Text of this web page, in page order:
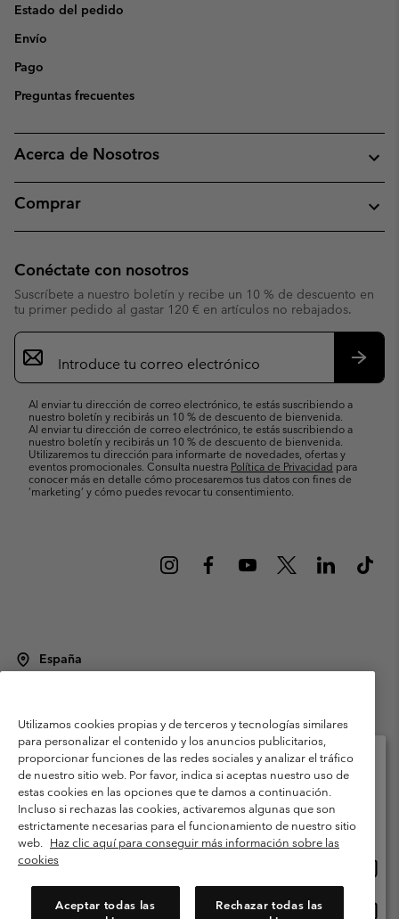
Estado del pedido
Envío
Pago
Preguntas frecuentes
Acerca de Nosotros
Comprar
Conéctate con nosotros
Suscríbete a nuestro boletín y recibe un 10 % de descuento en
tu primer pedido al gastar 120 € en artículos no rebajados.
Suscripción
de
correo
Al enviar tu dirección de correo electrónico, te estás suscribiendo a
nuestro boletín y recibirás un 10 % de descuento de bienvenida.
Al enviar tu dirección de correo electrónico, te estás suscribiendo a
nuestro boletín y recibirás un 10 % de descuento de bienvenida.
Utilizaremos tu dirección para informarte de novedades, ofertas y
eventos promocionales. Consulta nuestra Política de Privacidad para
conocer más en detalle cómo procesaremos tus datos con fines de
’marketing’ y cómo puedes revocar tu consentimiento.
España
Condiciones de uso
Terminos de Venta
Garantía
Política de Privacidad
Términos y condiciones del programa de miembros
Términos De Uso Del Contenido Generado Por Los Usuarios
Impressum
Cookies Public CBCR
Utilizamos cookies propias y de terceros y tecnologías similares
para personalizar el contenido y los anuncios publicitarios,
proporcionar funciones de las redes sociales y analizar el tráfico
de nuestro sitio web. Por favor, indica si aceptas nuestro uso de
estas cookies en las opciones que te damos a continuación.
Incluso si rechazas las cookies, activaremos algunas que son
estrictamente necesarias para el funcionamiento de nuestro sitio
web. Haz clic aquí para conseguir más información sobre las
cookies
Aceptar todas las
Rechazar todas las
Selecciona tu país e idioma envío
Compras en línea disponibles
línea
España